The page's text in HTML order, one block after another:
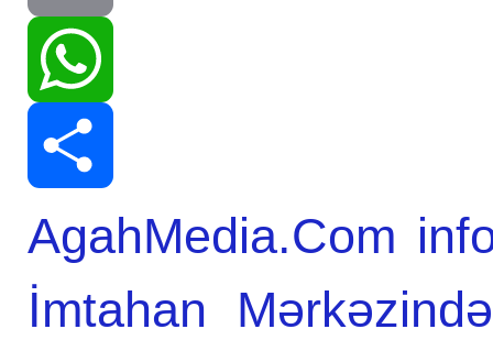
Print
WhatsApp
Share
AgahMedia.Com
İmtahan